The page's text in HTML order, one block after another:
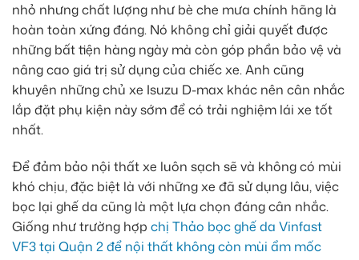
nhỏ nhưng chất lượng như bè che mưa chính hãng là
hoàn toàn xứng đáng. Nó không chỉ giải quyết được
những bất tiện hàng ngày mà còn góp phần bảo vệ và
nâng cao giá trị sử dụng của chiếc xe. Anh cũng
khuyên những chủ xe Isuzu D-max khác nên cân nhắc
lắp đặt phụ kiện này sớm để có trải nghiệm lái xe tốt
nhất.
Để đảm bảo nội thất xe luôn sạch sẽ và không có mùi
khó chịu, đặc biệt là với những xe đã sử dụng lâu, việc
bọc lại ghế da cũng là một lựa chọn đáng cân nhắc.
Giống như trường hợp chị Thảo bọc ghế da Vinfast
VF3 tại Quận 2 để nội thất không còn mùi ẩm mốc